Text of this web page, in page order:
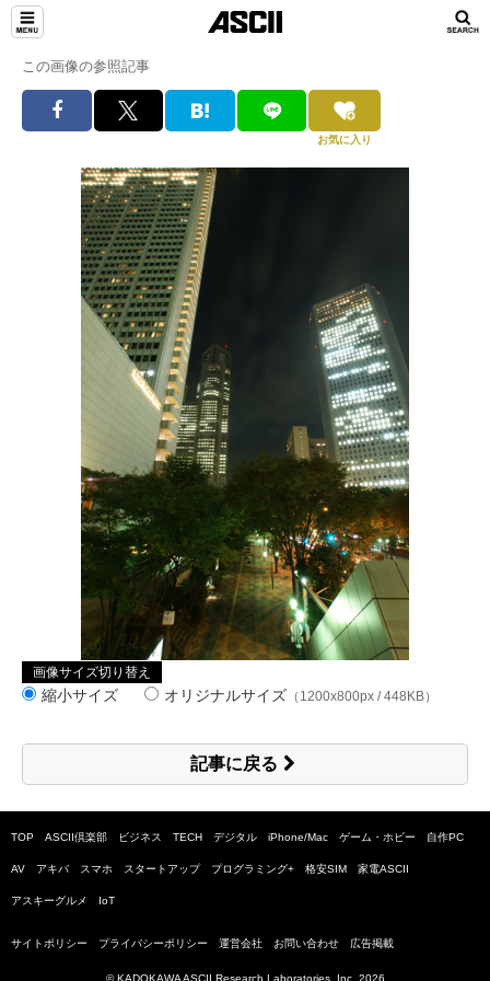
この画像の参照記事
お気に入り
画像サイズ切り替え
縮小サイズ オリジナルサイズ （1200x800px / 448KB）
記事に戻る
TOP ASCII倶楽部 ビジネス TECH デジタル iPhone/Mac ゲーム・ホビー 自作PC
AV アキバ スマホ スタートアップ プログラミング+ 格安SIM 家電ASCII
アスキーグルメ IoT
サイトポリシー プライバシーポリシー 運営会社 お問い合わせ 広告掲載
© KADOKAWA ASCII Research Laboratories, Inc. 2026